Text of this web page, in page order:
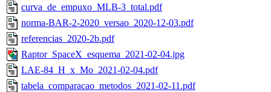
curva_de_empuxo_MLB-3_total.pdf
norma-BAR-2-2020_versao_2020-12-03.pdf
referencias_2020-2b.pdf
Raptor_SpaceX_esquema_2021-02-04.jpg
LAE-84_H_x_Mo_2021-02-04.pdf
tabela_comparacao_metodos_2021-02-11.pdf